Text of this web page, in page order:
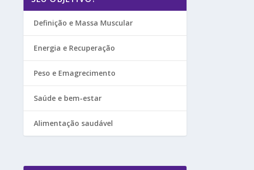
Definição e Massa Muscular
Energia e Recuperação
Peso e Emagrecimento
Saúde e bem-estar
Alimentação saudável